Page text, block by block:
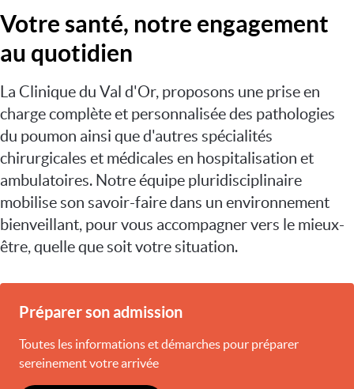
Votre santé, notre engagement
au quotidien
La Clinique du Val d'Or, proposons une prise en
charge complète et personnalisée des pathologies
du poumon ainsi que d'autres spécialités
chirurgicales et médicales en hospitalisation et
ambulatoires. Notre équipe pluridisciplinaire
mobilise son savoir-faire dans un environnement
bienveillant, pour vous accompagner vers le mieux-
être, quelle que soit votre situation.
Préparer son admission
Toutes les informations et démarches pour préparer
sereinement votre arrivée